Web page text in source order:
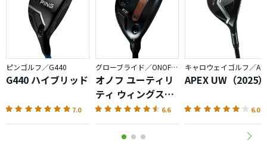
ピンゴルフ／G440
G440 ハイブリッド
7.0
グローブライド／ONOFF AKA
オノフ ユーティリ
ティ ウィングス
AKA（2026）
6.6
APEX UW（2025）
6.0